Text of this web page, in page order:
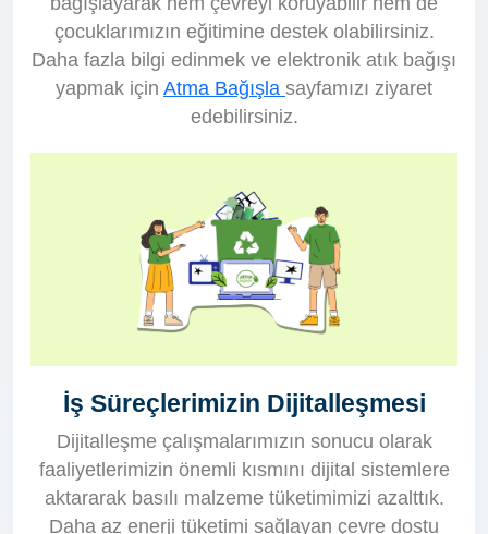
çocuklarımızın eğitimine destek olabilirsiniz.
Daha fazla bilgi edinmek ve elektronik atık bağışı
yapmak için Atma Bağışla sayfamızı ziyaret
edebilirsiniz.
İş Süreçlerimizin Dijitalleşmesi
Dijitalleşme çalışmalarımızın sonucu olarak
faaliyetlerimizin önemli kısmını dijital sistemlere
aktararak basılı malzeme tüketimimizi azalttık.
Daha az enerji tüketimi sağlayan çevre dostu